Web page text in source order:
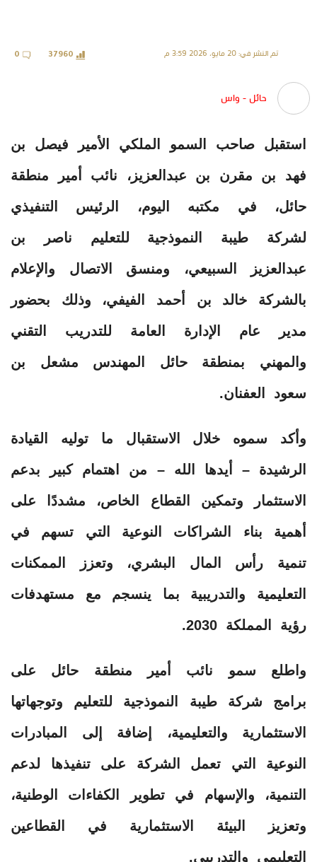
تم النشر في: 20 مايو، 2026 3:59 م 37960
0
حائل - واس
استقبل صاحب السمو الملكي الأمير فيصل بن
فهد بن مقرن بن عبدالعزيز، نائب أمير منطقة
حائل، في مكتبه اليوم، الرئيس التنفيذي
لشركة طيبة النموذجية للتعليم ناصر بن
عبدالعزيز السبيعي، ومنسق الاتصال والإعلام
بالشركة خالد بن أحمد الفيفي، وذلك بحضور
مدير عام الإدارة العامة للتدريب التقني
والمهني بمنطقة حائل المهندس مشعل بن
سعود العفنان.
وأكد سموه خلال الاستقبال ما توليه القيادة
الرشيدة – أيدها الله – من اهتمام كبير بدعم
الاستثمار وتمكين القطاع الخاص، مشددًا على
أهمية بناء الشراكات النوعية التي تسهم في
تنمية رأس المال البشري، وتعزز الممكنات
التعليمية والتدريبية بما ينسجم مع مستهدفات
رؤية المملكة 2030.
واطلع سمو نائب أمير منطقة حائل على
برامج شركة طيبة النموذجية للتعليم وتوجهاتها
الاستثمارية والتعليمية، إضافة إلى المبادرات
النوعية التي تعمل الشركة على تنفيذها لدعم
التنمية، والإسهام في تطوير الكفاءات الوطنية،
وتعزيز البيئة الاستثمارية في القطاعين
التعليمي والتدريبي.